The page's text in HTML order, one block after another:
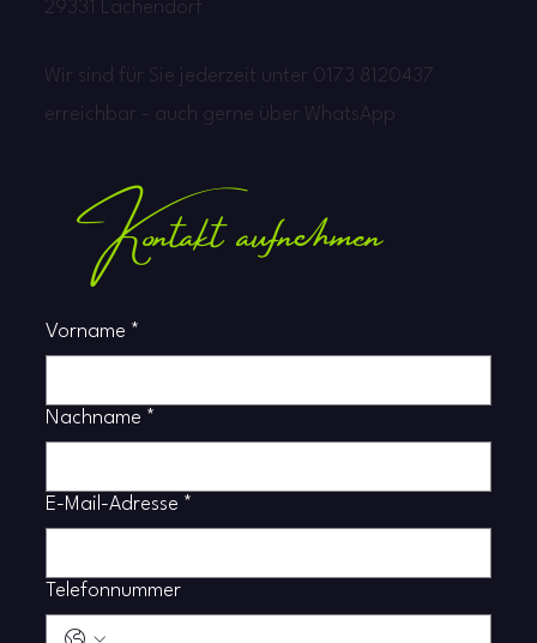
29331 Lachendorf
Wir sind für Sie jederzeit unter 0173 8120437
erreichbar - auch gerne über WhatsApp
Kontakt aufnehmen
Vorname *
Nachname *
E-Mail-Adresse *
Telefonnummer